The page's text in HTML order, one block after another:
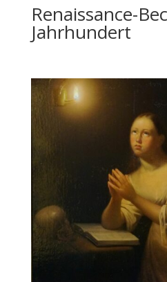
Renaissance-
Jahrhundert